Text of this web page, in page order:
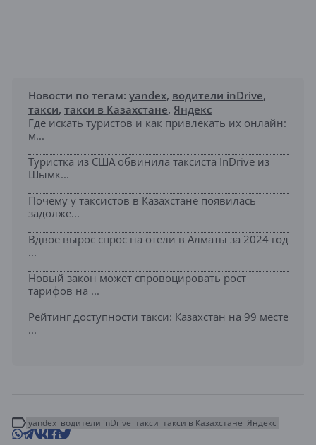
Новости по тегам: yandex, водители inDrive,
такси, такси в Казахстане, Яндекс
Где искать туристов и как привлекать их онлайн:
м...
Туристка из США обвинила таксиста InDrive из
Шымк...
Почему у таксистов в Казахстане появилась
задолже...
Вдвое вырос спрос на отели в Алматы за 2024 год
...
Новый закон может спровоцировать рост
тарифов на ...
Рейтинг доступности такси: Казахстан на 99 месте
...
yandex водители inDrive такси такси в Казахстане Яндекс